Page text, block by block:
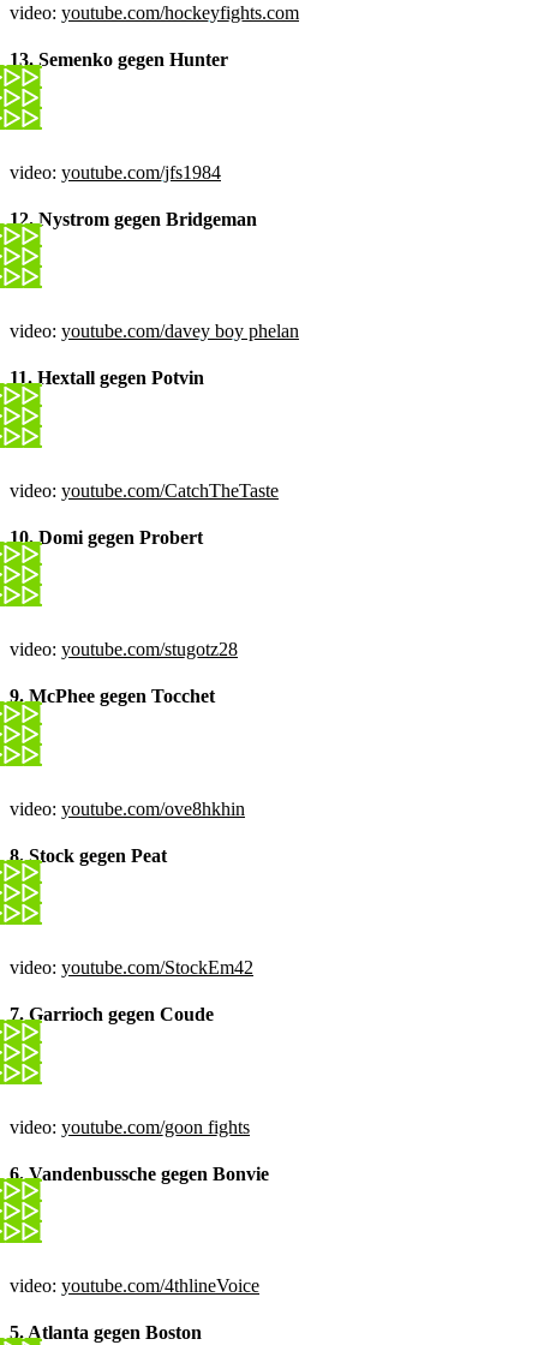
video: youtube.com/hockeyfights.com
13. Semenko gegen Hunter
video: youtube.com/jfs1984
12. Nystrom gegen Bridgeman
video: youtube.com/davey boy phelan
11. Hextall gegen Potvin
video: youtube.com/CatchTheTaste
10. Domi gegen Probert
video: youtube.com/stugotz28
9. McPhee gegen Tocchet
video: youtube.com/ove8hkhin
8. Stock gegen Peat
video: youtube.com/StockEm42
7. Garrioch gegen Coude
video: youtube.com/goon fights
6. Vandenbussche gegen Bonvie
video: youtube.com/4thlineVoice
5. Atlanta gegen Boston